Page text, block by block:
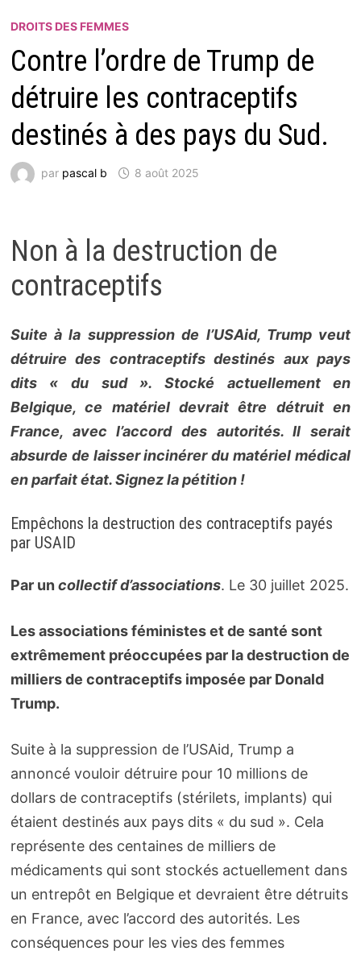
DROITS DES FEMMES
Contre l’ordre de Trump de
détruire les contraceptifs
destinés à des pays du Sud.
par pascal b 8 août 2025
Non à la destruction de
contraceptifs
Suite à la suppression de l’USAid, Trump veut
détruire des contraceptifs destinés aux pays
dits « du sud ». Stocké actuellement en
Belgique, ce matériel devrait être détruit en
France, avec l’accord des autorités. Il serait
absurde de laisser incinérer du matériel médical
en parfait état. Signez la pétition !
Empêchons la destruction des contraceptifs payés
par USAID
Par un collectif d’associations. Le 30 juillet 2025.
Les associations féministes et de santé sont
extrêmement préoccupées par la destruction de
milliers de contraceptifs imposée par Donald
Trump.
Suite à la suppression de l’USAid, Trump a
annoncé vouloir détruire pour 10 millions de
dollars de contraceptifs (stérilets, implants) qui
étaient destinés aux pays dits « du sud ». Cela
représente des centaines de milliers de
médicaments qui sont stockés actuellement dans
un entrepôt en Belgique et devraient être détruits
en France, avec l’accord des autorités. Les
conséquences pour les vies des femmes